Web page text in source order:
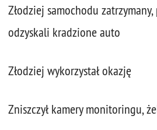
Złodziej samochodu
odzyskali kradzione auto
Złodziej wykorzystał okazję
Zniszczył kamery monitoringu,